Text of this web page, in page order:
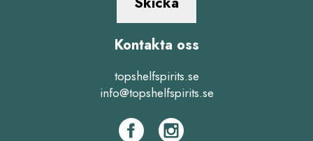
Kontakta oss
topshelfspirits.se
info@topshelfspirits.se